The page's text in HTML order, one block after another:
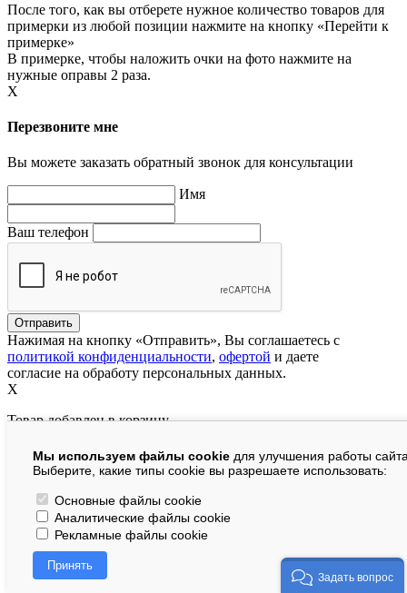
Мы используем файлы cookie для улучшения работы
Выберите, какие типы cookie вы разрешаете использовать:
Основные файлы cookie
Аналитические файлы cookie
Рекламные файлы cookie
Принять
После того, как вы отберете нужное количество товаров для
примерки из любой позиции нажмите на кнопку «Перейти к
примерке»
В примерке, чтобы наложить очки на фото нажмите на
нужные оправы 2 раза.
X
Перезвоните мне
Вы можете заказать обратный звонок для консультации
Имя
Ваш телефон
Нажимая на кнопку «Отправить», Вы соглашаетесь с
политикой конфиденциальности, офертой и даете
согласие на обработу персональных данных.
X
Товар добавлен в корзину
В корзине:шт.
На сумму:руб.
Перейти в корзину
Продолжить покупки
Задать вопрос